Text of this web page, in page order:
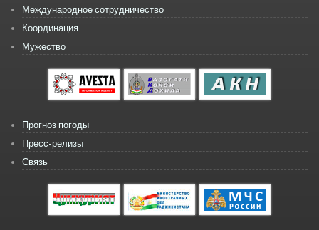
Международное сотрудничество
Координация
Мужество
Прогноз погоды
Пресс-релизы
Связь